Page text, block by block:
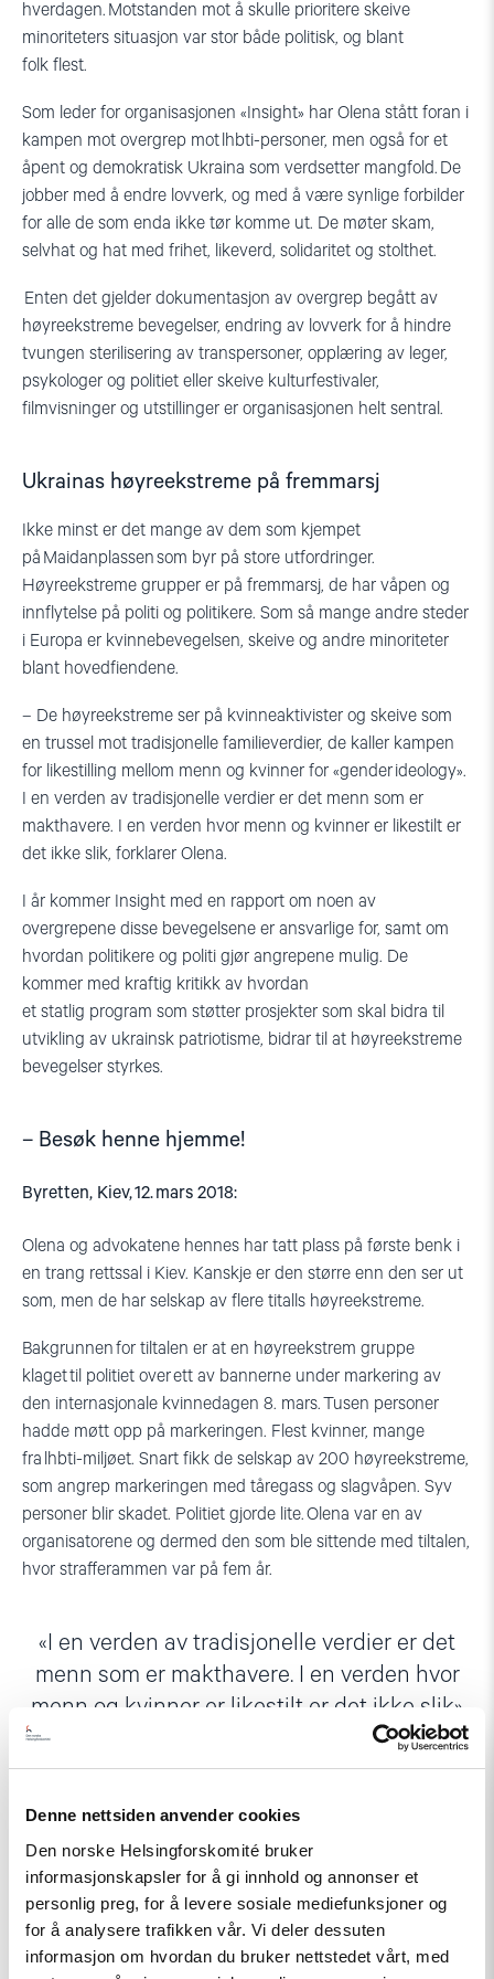
Denne nettsiden anvender cookies
Den norske Helsingforskomité bruker
informasjonskapsler for å gi innhold og annonser et
personlig preg, for å levere sosiale mediefunksjoner og
for å analysere trafikken vår. Vi deler dessuten
informasjon om hvordan du bruker nettstedet vårt, med
hverdagen. Motstanden mot å skulle prioritere skeive
minoriteters situasjon var stor både politisk, og blant
folk flest.
Som leder for organisasjonen «Insight» har Olena stått foran i
kampen mot overgrep motlhbti-personer, men også for et
åpent og demokratisk Ukraina som verdsetter mangfold. De
jobber med å endre lovverk, og med å være synlige forbilder
for alle de som enda ikke tør komme ut. De møter skam,
selvhat og hat med frihet, likeverd, solidaritet og stolthet.
Enten det gjelder dokumentasjon av overgrep begått av
høyreekstreme bevegelser, endring av lovverk for å hindre
tvungen sterilisering av transpersoner, opplæring av leger,
psykologer og politiet eller skeive kulturfestivaler,
filmvisninger og utstillinger er organisasjonen helt sentral.
Ukrainas høyreekstreme på fremmarsj
Ikke minst er det mange av dem som kjempet
på Maidanplassensom byr på store utfordringer.
Høyreekstreme grupper er på fremmarsj, de har våpen og
innflytelse på politi og politikere. Som så mange andre steder
i Europa er kvinnebevegelsen, skeive og andre minoriteter
blant hovedfiendene.
– De høyreekstreme ser på kvinneaktivister og skeive som
en trussel mot tradisjonelle familieverdier, de kaller kampen
for likestilling mellom menn og kvinner for «genderideology».
I en verden av tradisjonelle verdier er det menn som er
makthavere. I en verden hvor menn og kvinner er likestilt er
det ikke slik, forklarer Olena.
I år kommer Insight med en rapport om noen av
overgrepene disse bevegelsene er ansvarlige for, samt om
hvordan politikere og politi gjør angrepene mulig. De
kommer med kraftig kritikk av hvordan
et statlig program som støtter prosjekter som skal bidra til
utvikling av ukrainsk patriotisme, bidrar til at høyreekstreme
bevegelser styrkes.
– Besøk henne hjemme!
Byretten, Kiev, 12. mars 2018:
Olena og advokatene hennes har tatt plass på første benk i
en trang rettssal i Kiev. Kanskje er den større enn den ser ut
som, men de har selskap av flere titalls høyreekstreme.
Bakgrunnen for tiltalen er at en høyreekstrem gruppe
klaget til politiet over ett av bannerne under markering av
den internasjonale kvinnedagen 8. mars. Tusen personer
hadde møtt opp på markeringen. Flest kvinner, mange
fra lhbti-miljøet. Snart fikk de selskap av 200 høyreekstreme,
som angrep markeringen med tåregass og slagvåpen. Syv
personer blir skadet. Politiet gjorde lite. Olena var en av
organisatorene og dermed den som ble sittende med tiltalen,
hvor strafferammen var på fem år.
I en verden av tradisjonelle verdier er det
menn som er makthavere. I en verden hvor
menn og kvinner er likestilt er det ikke slik
Olena Shevchenko
Rettsforhandlingene rekker knapt å begynne før det er
åpenbart at den ikke kan gjennomføres. Dommeren sier til